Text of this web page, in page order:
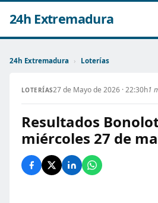
24h Extremadura
24h Extremadura › Loterías
LOTERÍAS27 de Mayo de 2026 · 22:30h1
Resultados
miércoles 27 de